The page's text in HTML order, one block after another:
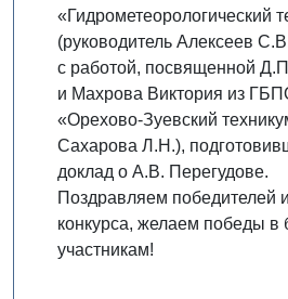
«Гидрометеорологический
(руководитель Алексеев
с работой, посвященной
и Махрова Виктория из
«Орехово-Зуевский
Сахарова Л.Н.),
доклад о А.В. Перегудове.
Поздравляем победителей
конкурса, желаем победы в
участникам!